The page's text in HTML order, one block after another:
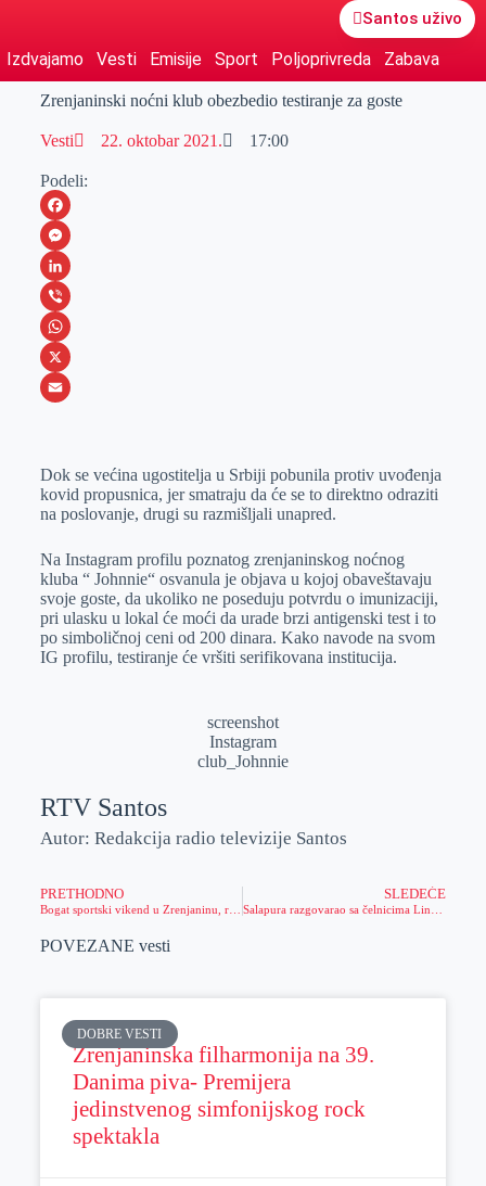
Santos uživo
Izdvajamo Vesti Emisije Sport Poljoprivreda Zabava
Zrenjaninski noćni klub obezbedio testiranje za goste
Vesti 22. oktobar 2021. 17:00
Podeli:
F
a
c
e
b
o
M
e
s
s
e
e
r
L
i
n
k
I
n
V
i
b
W
h
s
A
p
X
a
i
Dok se većina ugostitelja u Srbiji pobunila protiv uvođenja
kovid propusnica, jer smatraju da će se to direktno odraziti
na poslovanje, drugi su razmišljali unapred.
Na Instagram profilu poznatog zrenjaninskog noćnog
kluba “ Johnnie“ osvanula je objava u kojoj obaveštavaju
svoje goste, da ukoliko ne poseduju potvrdu o imunizaciji,
pri ulasku u lokal će moći da urade brzi antigenski test i to
po simboličnoj ceni od 200 dinara. Kako navode na svom
IG profilu, testiranje će vršiti serifikovana institucija.
screenshot
Instagram
club_Johnnie
RTV Santos
Autor: Redakcija radio televizije Santos
PRETHODNO
Bogat sportski vikend u Zrenjaninu, rukometne utakmice prednjače
SLEDEĆE
POVEZANE vesti
DOBRE VESTI
Zrenjaninska filharmonija na 39.
Danima piva- Premijera
jedinstvenog simfonijskog rock
spektakla